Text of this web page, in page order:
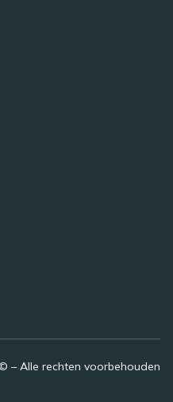
– Alle rechten voorbehouden